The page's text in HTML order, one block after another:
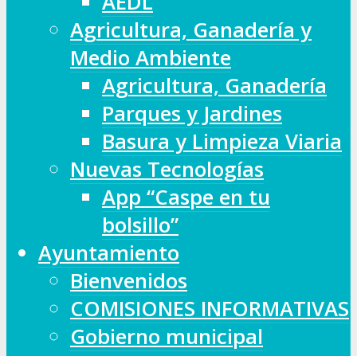
Agricultura, Ganadería y
Medio Ambiente
Agricultura, Ganadería
Parques y Jardines
Basura y Limpieza Viaria
Nuevas Tecnologías
App “Caspe en tu
bolsillo”
Ayuntamiento
Bienvenidos
COMISIONES INFORMATIVAS
Gobierno municipal